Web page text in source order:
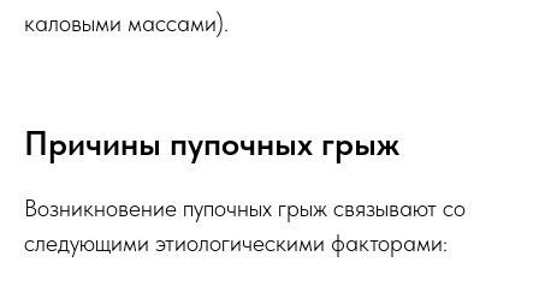
каловыми массами).
Причины пупочных грыж
Возникновение пупочных грыж связывают со
следующими этиологическими факторами: